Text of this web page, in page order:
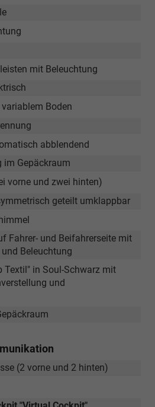
mit Beleuchtung
Boden
abblendend
im Gepäckraum
vorne und zwei hinten)
geteilt umklappbar
Fahrer- und Beifahrerseite mit
Beleuchtung
Textil" in Soul-Schwarz mit
und
(2 vorne und 2 hinten)